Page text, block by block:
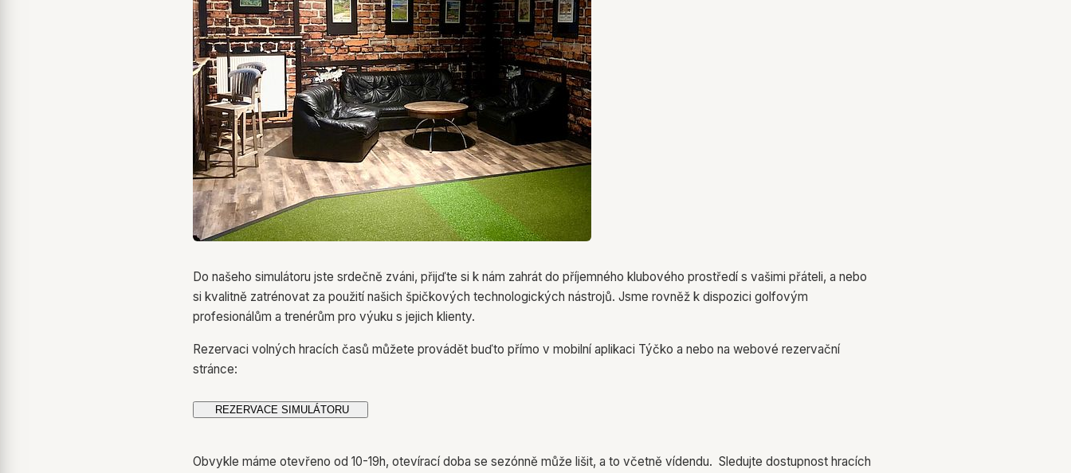
Do našeho simulátoru jste srdečně zváni, přijďte si k nám zahrát do příjemného klubového prostředí s vašimi přáteli, a nebo
si kvalitně zatrénovat za použití našich špičkových technologických nástrojů. Jsme rovněž k dispozici golfovým
profesionálům a trenérům pro výuku s jejich klienty.
Rezervaci volných hracích časů můžete provádět buďto přímo v mobilní aplikaci Týčko a nebo na webové rezervační
stránce:
Obvykle máme otevřeno od 10-19h, otevírací doba se sezónně může lišit, a to včetně vídendu. Sledujte dostupnost hracích